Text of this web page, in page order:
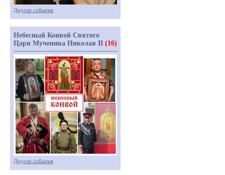
Другие события
Небесный Конвой Святого
Царя Мученика Николая II (16)
Другие события